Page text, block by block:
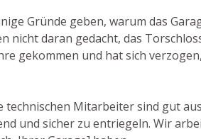
Gründe geben, warum das
nicht daran gedacht, das
gekommen und hat sich
technischen Mitarbeiter sind gut
und sicher zu entriegeln. Wir